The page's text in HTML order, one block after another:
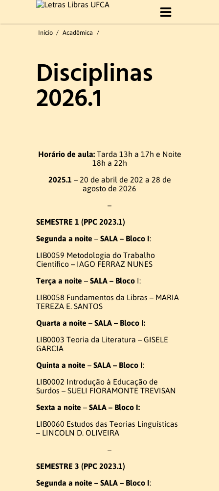
Histórico
Objetivo do Curso
Formatura 2019.1
Gestão do curso
Ex-coordenadores
Colegiado do Curso
Núcleo Docente Estruturante
Docentes
Ensino de Libras
Ex – Docentes e Ex – Técnico
Administrativo
Acadêmica
Início / Acadêmica /
Disciplinas
2026.1
Horário de aula:Tarda 13h a 17h e Noite
18h a 22h
2025.1 – 20 de abril de 202 a 28 de
agosto de 2026
–
SEMESTRE 1 (PPC 2023.1)
Segunda a noite – SALA – Bloco I:
LIB0059 Metodologia do Trabalho
Científico – IAGO FERRAZ NUNES
Terça a noite – SALA – Bloco I:
LIB0058 Fundamentos da Libras – MARIA
TEREZA E. SANTOS
Quarta a noite – SALA – Bloco I:
LIB0003 Teoria da Literatura – GISELE
GARCIA
Quinta a noite – SALA – Bloco I:
LIB0002 Introdução à Educação de
Surdos – SUELI FIORAMONTE TREVISAN
Sexta a noite – SALA – Bloco I:
LIB0060 Estudos das Teorias Linguísticas
– LINCOLN D. OLIVEIRA
–
SEMESTRE 3 (PPC 2023.1)
Segunda a noite – SALA – Bloco I: